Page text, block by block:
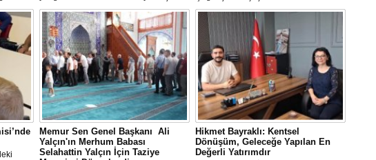
Edip
Av. Eren Ali Bingöl de bölgeye giderek
incelemelerde bulundu.
Üzgen’in Tekâmül adlı eseri,
Uluslararası Plastik Sanatlar Derneği
(UPSD) tarafından düzenlenen 2026
Yaz Sergisi’nde sanatseverlerle buluştu.
Memur Sen Genel Başkanı Ali
Yalçın'ın Merhum Babası
Selahattin Yalçın İçin Taziye
Hikmet Bayraklı: Kentsel
Dönüşüm, Geleceğe Yapılan En
Değerli Yatırımdır